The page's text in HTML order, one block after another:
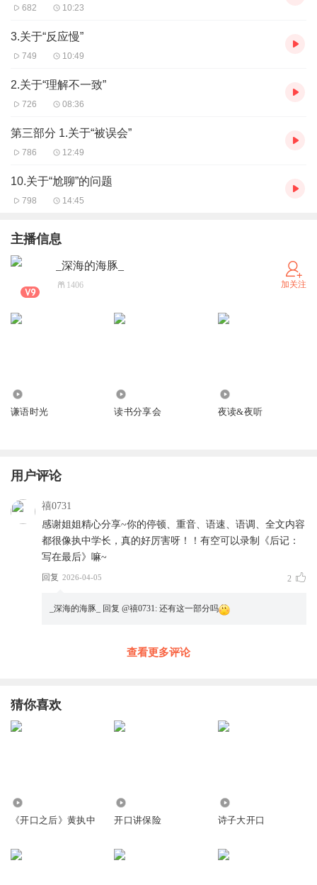
682 10:23
3.关于“反应慢”
749 10:49
2.关于“理解不一致”
726 08:36
第三部分 1.关于“被误会”
786 12:49
10.关于“尬聊”的问题
798 14:45
主播信息
_深海的海豚_
1406 加关注
谦语时光 读书分享会 夜读&夜听
用户评论
禧0731
感谢姐姐精心分享~你的停顿、重音、语速、语调、全文内容
都很像执中学长，真的好厉害呀！！有空可以录制《后记：
写在最后》嘛~
回复 2026-04-05 2
_深海的海豚_ 回复 @禧0731: 还有这一部分吗
查看更多评论
猜你喜欢
《开口之后》黄执中 开口讲保险 诗子大开口